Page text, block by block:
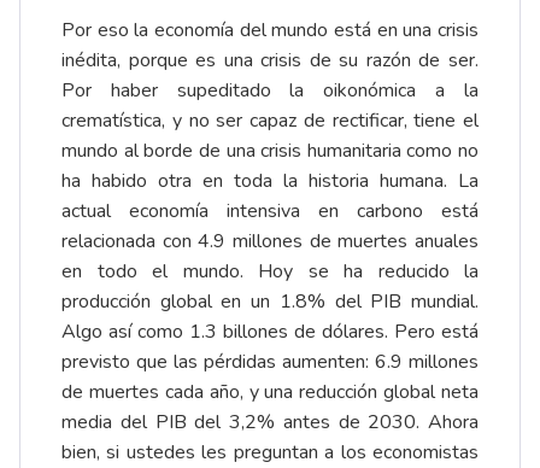
Por eso la economía del mundo está en una crisis
inédita, porque es una crisis de su razón de ser.
Por haber supeditado la oikonómica a la
crematística, y no ser capaz de rectificar, tiene el
mundo al borde de una crisis humanitaria como no
ha habido otra en toda la historia humana. La
actual economía intensiva en carbono está
relacionada con 4.9 millones de muertes anuales
en todo el mundo. Hoy se ha reducido la
producción global en un 1.8% del PIB mundial.
Algo así como 1.3 billones de dólares. Pero está
previsto que las pérdidas aumenten: 6.9 millones
de muertes cada año, y una reducción global neta
media del PIB del 3,2% antes de 2030. Ahora
bien, si ustedes les preguntan a los economistas